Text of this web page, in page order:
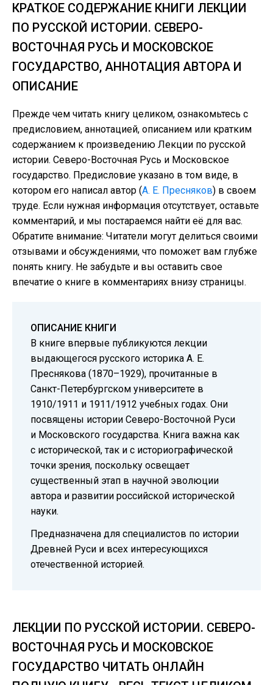
КРАТКОЕ СОДЕРЖАНИЕ КНИГИ ЛЕКЦИИ
ПО РУССКОЙ ИСТОРИИ. СЕВЕРО-
ВОСТОЧНАЯ РУСЬ И МОСКОВСКОЕ
ГОСУДАРСТВО, АННОТАЦИЯ АВТОРА И
ОПИСАНИЕ
Прежде чем читать книгу целиком, ознакомьтесь с
предисловием, аннотацией, описанием или кратким
содержанием к произведению Лекции по русской
истории. Северо-Восточная Русь и Московское
государство. Предисловие указано в том виде, в
котором его написал автор (А. Е. Пресняков) в своем
труде. Если нужная информация отсутствует, оставьте
комментарий, и мы постараемся найти её для вас.
Обратите внимание: Читатели могут делиться своими
отзывами и обсуждениями, что поможет вам глубже
понять книгу. Не забудьте и вы оставить свое
впечатие о книге в комментариях внизу страницы.
ОПИСАНИЕ КНИГИ
В книге впервые публикуются лекции
выдающегося русского историка А. Е.
Преснякова (1870–1929), прочитанные в
Санкт-Петербургском университете в
1910/1911 и 1911/1912 учебных годах. Они
посвящены истории Северо-Восточной Руси
и Московского государства. Книга важна как
с исторической, так и с историографической
точки зрения, поскольку освещает
существенный этап в научной эволюции
автора и развитии российской исторической
науки.
Предназначена для специалистов по истории
Древней Руси и всех интересующихся
отечественной историей.
ЛЕКЦИИ ПО РУССКОЙ ИСТОРИИ. СЕВЕРО-
ВОСТОЧНАЯ РУСЬ И МОСКОВСКОЕ
ГОСУДАРСТВО ЧИТАТЬ ОНЛАЙН